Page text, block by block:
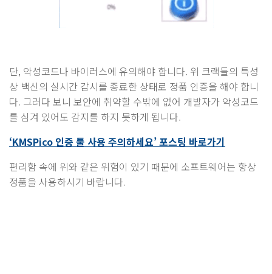
단, 악성코드나 바이러스에 유의해야 합니다. 위 크랙들의 특성
상 백신의 실시간 감시를 종료한 상태로 정품 인증을 해야 합니
다. 그러다 보니 보안에 취약할 수밖에 없어 개발자가 악성코드
를 심겨 있어도 감지를 하지 못하게 됩니다.
‘KMSPico 인증 툴 사용 주의하세요’ 포스팅 바로가기
편리함 속에 위와 같은 위험이 있기 때문에 소프트웨어는 항상
정품을 사용하시기 바랍니다.